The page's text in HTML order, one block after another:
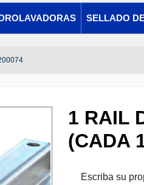
SELLADO
1 RAIL
(CADA
Escriba su